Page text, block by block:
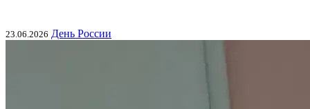
23.06.2026 День России